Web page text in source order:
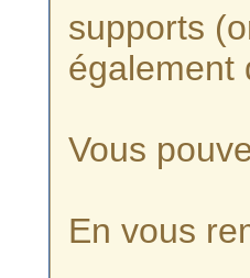
supports
également
Vous
En vous